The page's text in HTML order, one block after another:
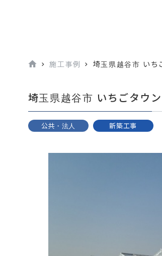
施工事例 埼玉県越谷市 いち
埼玉県越谷市 いちごタウ
公共・法人 新築工事